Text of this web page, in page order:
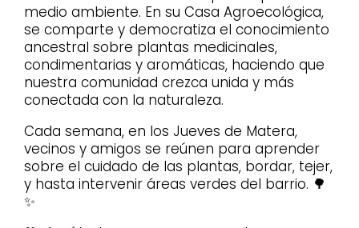
medio ambiente. En su Casa Agroecológica,
se comparte y democratiza el conocimiento
ancestral sobre plantas medicinales,
condimentarias y aromáticas, haciendo que
nuestra comunidad crezca unida y más
conectada con la naturaleza.
Cada semana, en los Jueves de Matera,
vecinos y amigos se reúnen para aprender
sobre el cuidado de las plantas, bordar, tejer,
y hasta intervenir áreas verdes del barrio. 🌳
✨